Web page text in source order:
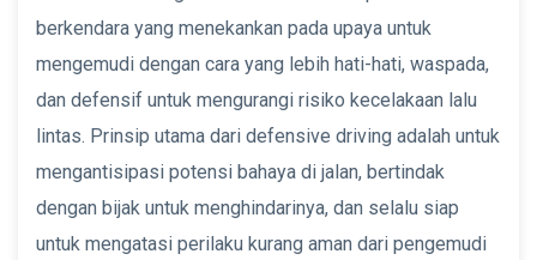
berkendara yang menekankan pada upaya untuk
mengemudi dengan cara yang lebih hati-hati, waspada,
dan defensif untuk mengurangi risiko kecelakaan lalu
lintas. Prinsip utama dari defensive driving adalah untuk
mengantisipasi potensi bahaya di jalan, bertindak
dengan bijak untuk menghindarinya, dan selalu siap
untuk mengatasi perilaku kurang aman dari pengemudi